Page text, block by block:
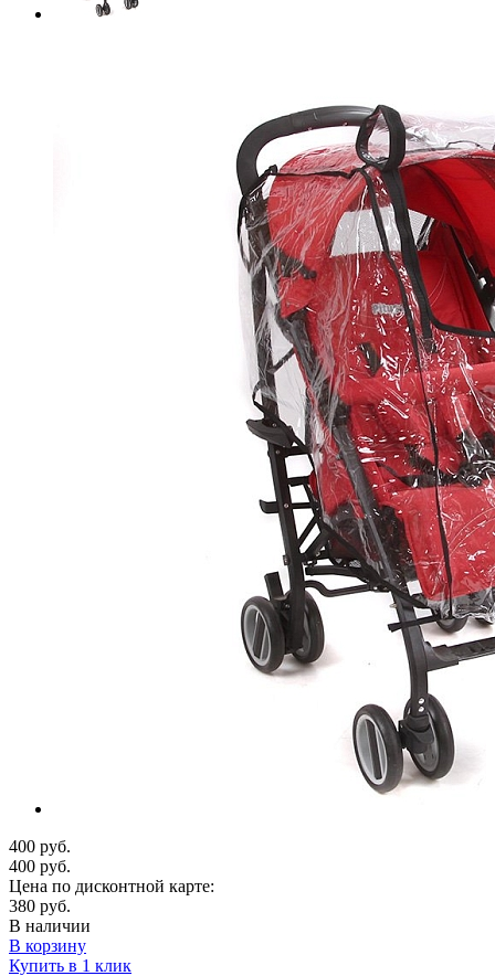
400 руб.
400 руб.
Цена по дисконтной карте:
380 руб.
В наличии
В корзину
Купить в 1 клик